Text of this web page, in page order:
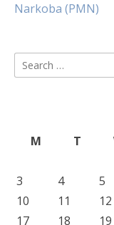
Narkoba (PMN)
Search
for:
M
T
3
4 5
10
11 12
17
18 19